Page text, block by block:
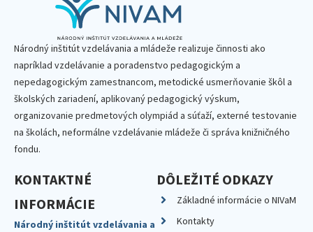
Národný inštitút vzdelávania a mládeže realizuje činnosti ako
napríklad vzdelávanie a poradenstvo pedagogickým a
nepedagogickým zamestnancom, metodické usmerňovanie škôl a
školských zariadení, aplikovaný pedagogický výskum,
organizovanie predmetových olympiád a súťaží, externé testovanie
na školách, neformálne vzdelávanie mládeže či správa knižničného
fondu.
KONTAKTNÉ
INFORMÁCIE
Národný inštitút vzdelávania a
DÔLEŽITÉ ODKAZY
Základné informácie o NIVaM
Kontakty